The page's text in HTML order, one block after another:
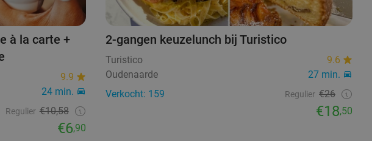
à la carte +
9.9
24 min.
Regulier €10,58
€6,90
2-gangen keuzelunch bij Turistico
Turistico
9.6
Oudenaarde
27 min.
Verkocht: 159
Regulier €26
€18,50